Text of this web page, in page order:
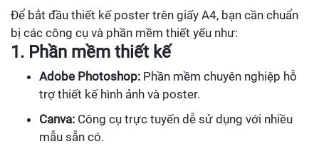
Để bắt đầu thiết kế poster trên giấy A4, bạn cần chuẩn
bị các công cụ và phần mềm thiết yếu như:
1. Phần mềm thiết kế
Adobe Photoshop: Phần mềm chuyên nghiệp hỗ
trợ thiết kế hình ảnh và poster.
Canva: Công cụ trực tuyến dễ sử dụng với nhiều
mẫu sẵn có.